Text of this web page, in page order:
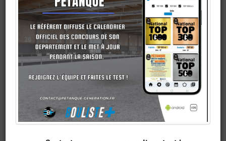
Publier un
concours
Ajouter un
club